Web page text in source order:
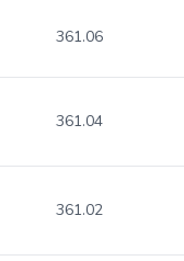
361.06
361.04
361.02